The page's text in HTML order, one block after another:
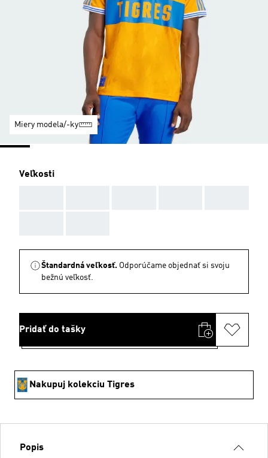
Miery modela/-ky
Veľkosti
Štandardná veľkosť. Odporúčame objednať si svoju
bežnú veľkosť.
Pridať do tašky
Nakupuj kolekciu Tigres
Popis